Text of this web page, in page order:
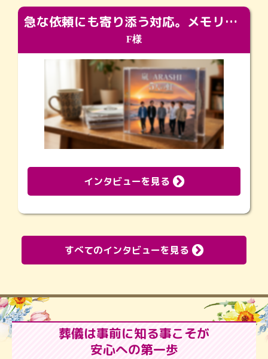
急な依頼にも寄り添う対応。メモリアルコーナーで振り返る大切な日々
F様
インタビューを見る
すべてのインタビューを見る
葬儀は事前に知る事こそが
安心への第一歩